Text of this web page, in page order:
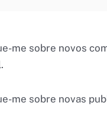
me sobre novos
me sobre novas